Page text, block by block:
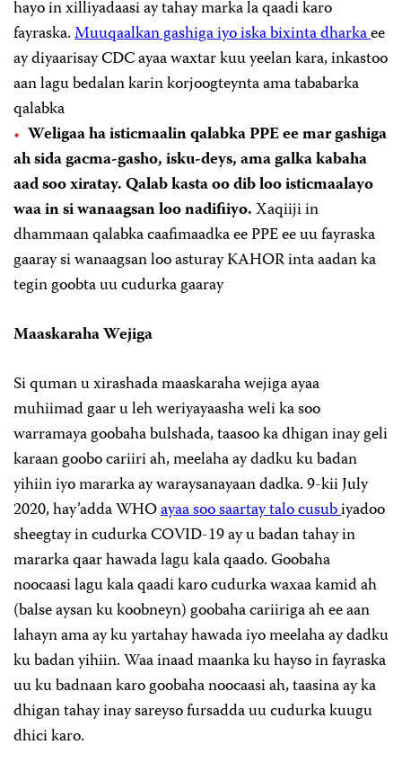
hayo in xilliyadaasi ay tahay marka la qaadi karo
fayraska.Muuqaalkan gashiga iyo iska bixinta dharkaee
ay diyaarisay CDC ayaa waxtar kuu yeelan kara, inkastoo
aan lagu bedalan karin korjoogteynta ama tababarka
qalabka
Weligaa ha isticmaalin qalabka PPE ee mar gashiga
ah sida gacma-gasho, isku-deys, ama galka kabaha
aad soo xiratay. Qalab kasta oo dib loo isticmaalayo
waa in si wanaagsan loo nadifiiyo.Xaqiiji in
dhammaan qalabka caafimaadka ee PPE ee uu fayraska
gaaray si wanaagsan loo asturay KAHOR inta aadan ka
tegin goobta uu cudurka gaaray
Maaskaraha Wejiga
Si quman u xirashada maaskaraha wejiga ayaa
muhiimad gaar u leh weriyayaasha weli ka soo
warramaya goobaha bulshada, taasoo ka dhigan inay geli
karaan goobo cariiri ah, meelaha ay dadku ku badan
yihiin iyo mararka ay waraysanayaan dadka. 9-kii July
2020, hay’adda WHOayaa soo saartay talo cusubiyadoo
sheegtay in cudurka COVID-19 ay u badan tahay in
mararka qaar hawada lagu kala qaado. Goobaha
noocaasi lagu kala qaadi karo cudurka waxaa kamid ah
(balse aysan ku koobneyn) goobaha cariiriga ah ee aan
lahayn ama ay ku yartahay hawada iyo meelaha ay dadku
ku badan yihiin. Waa inaad maanka ku hayso in fayraska
uu ku badnaan karo goobaha noocaasi ah, taasina ay ka
dhigan tahay inay sareyso fursadda uu cudurka kuugu
dhici karo.